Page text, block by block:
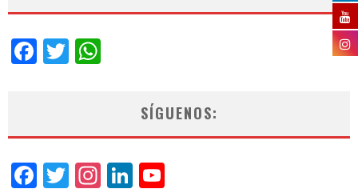
Facebook
Twitter
SÍGUENOS:
Facebook
Twitter
Instagram
LinkedIn